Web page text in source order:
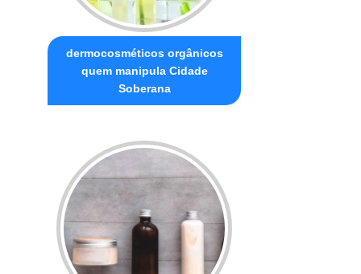
dermocosméticos orgânicos
quem manipula Cidade
Soberana